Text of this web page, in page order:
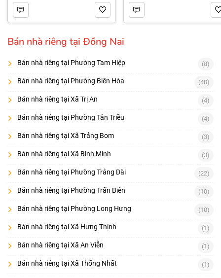
Bán nhà riêng tại Đồng Nai
Bán nhà riêng tại Phường Tam Hiệp (8)
Bán nhà riêng tại Phường Biên Hòa (40)
Bán nhà riêng tại Xã Trị An (4)
Bán nhà riêng tại Phường Tân Triều (4)
Bán nhà riêng tại Xã Trảng Bom (3)
Bán nhà riêng tại Xã Bình Minh (3)
Bán nhà riêng tại Phường Trảng Dài (22)
Bán nhà riêng tại Phường Trấn Biên (10)
Bán nhà riêng tại Phường Long Hưng (10)
Bán nhà riêng tại Xã Hưng Thịnh (1)
Bán nhà riêng tại Xã An Viễn (1)
Bán nhà riêng tại Xã Thống Nhất (1)